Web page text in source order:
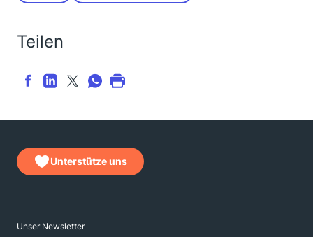
Teilen
Unterstütze uns